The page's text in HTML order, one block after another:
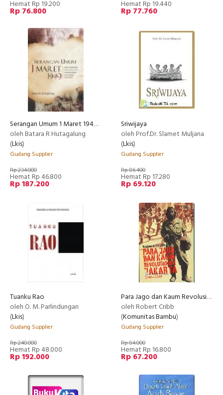
Hemat Rp 19.200
Rp 76.800
Hemat Rp 19.440
Rp 77.760
Serangan Umum 1 Maret 1949 Dalam Kaleidoskop Sejarah Perjuangan Mempertahankan Kemerdekaan Indonesia 2010
oleh Batara R Hutagalung
(Lkis)
Gudang Supplier
Rp 234.000
Hemat Rp 46.800
Rp 187.200
Sriwijaya
oleh Prof.Dr. Slamet Muljana
(Lkis)
Gudang Supplier
Rp 86.400
Hemat Rp 17.280
Rp 69.120
Tuanku Rao
oleh O. M. Parlindungan
(Lkis)
Gudang Supplier
Rp 240.000
Hemat Rp 48.000
Rp 192.000
Para Jago dan Kaum Revolusioner Jakarta 1945-1949
oleh Robert Cribb
(Komunitas Bambu)
Gudang Supplier
Rp 84.000
Hemat Rp 16.800
Rp 67.200